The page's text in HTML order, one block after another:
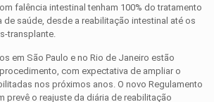
falência intestinal tenham 100% do tratamento
saúde, desde a reabilitação intestinal até os
transplante.
em São Paulo e no Rio de Janeiro estão
com expectativa de ampliar o
nos próximos anos. O novo Regulamento
prevê o reajuste da diária de reabilitação